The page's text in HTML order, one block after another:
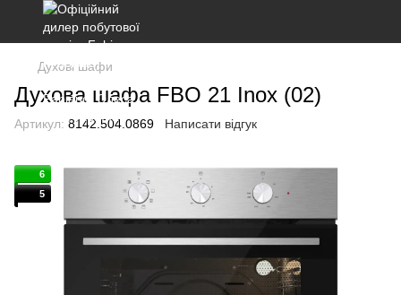
Духові шафи
Духова шафа FBO 21 Inox (02)
Артикул: 8142.504.0869 Написати відгук
6
5